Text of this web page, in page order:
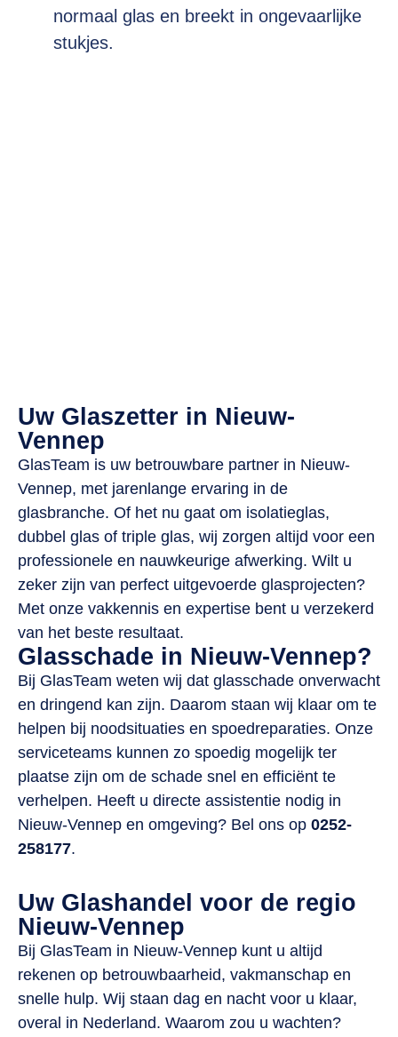
normaal glas en breekt in ongevaarlijke
stukjes.
Uw Glaszetter in Nieuw-
Vennep
GlasTeam is uw betrouwbare partner in Nieuw-
Vennep, met jarenlange ervaring in de
glasbranche. Of het nu gaat om isolatieglas,
dubbel glas of triple glas, wij zorgen altijd voor een
professionele en nauwkeurige afwerking. Wilt u
zeker zijn van perfect uitgevoerde glasprojecten?
Met onze vakkennis en expertise bent u verzekerd
van het beste resultaat.
Glasschade in Nieuw-Vennep?
Bij GlasTeam weten wij dat glasschade onverwacht
en dringend kan zijn. Daarom staan wij klaar om te
helpen bij noodsituaties en spoedreparaties. Onze
serviceteams kunnen zo spoedig mogelijk ter
plaatse zijn om de schade snel en efficiënt te
verhelpen. Heeft u directe assistentie nodig in
Nieuw-Vennep en omgeving? Bel ons op 0252-
258177.
Uw Glashandel voor de regio
Nieuw-Vennep
Bij GlasTeam in Nieuw-Vennep kunt u altijd
rekenen op betrouwbaarheid, vakmanschap en
snelle hulp. Wij staan dag en nacht voor u klaar,
overal in Nederland. Waarom zou u wachten?